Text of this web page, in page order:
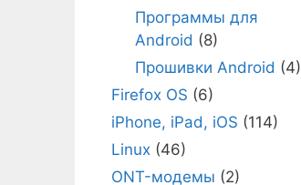
Программы для
Android (8)
Прошивки Android (4)
Firefox OS (6)
iPhone, iPad, iOS (114)
Linux (46)
ONT-модемы (2)